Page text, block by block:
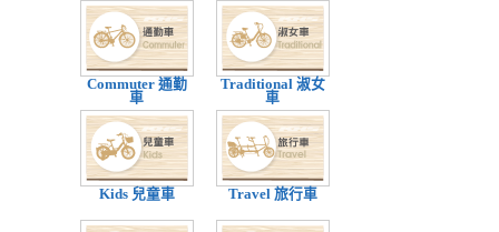
Commuter 通勤
車
Traditional 淑女
車
Kids 兒童車 Travel 旅行車